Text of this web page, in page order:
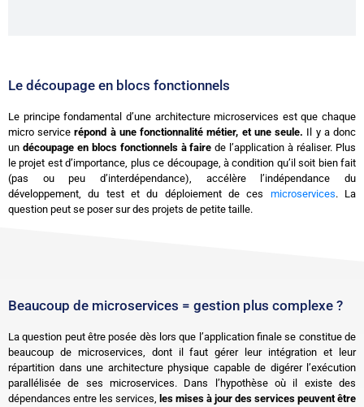
Le découpage en blocs fonctionnels
Le principe fondamental d’une architecture microservices est que chaque
micro servicerépond à une fonctionnalité métier, et une seule. Il y a donc
un découpage en blocs fonctionnels à fairede l’application à réaliser. Plus
le projet est d’importance, plus ce découpage, à condition qu’il soit bien fait
(pas ou peu d’interdépendance), accélère l’indépendance du
développement, du test et du déploiement de ces microservices. La
question peut se poser sur des projets de petite taille.
Beaucoup de microservices = gestion plus complexe ?
La question peut être posée dès lors que l’application finale se constitue de
beaucoup de microservices, dont il faut gérer leur intégration et leur
répartition dans une architecture physique capable de digérer l’exécution
parallélisée de ses microservices. Dans l’hypothèse où il existe des
dépendances entre les services, les mises à jour des services peuvent être